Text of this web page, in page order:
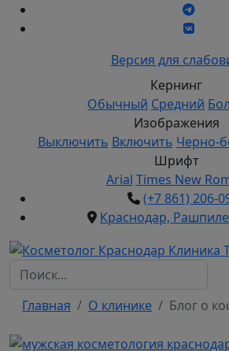
Версия для
Кернинг
Обычный Средний
Изображения
Выключить Включить Черно-
Шрифт
Arial Times New
(+7 861) 206-
Краснодар,
Поиск...
Главная О клинике Блог о